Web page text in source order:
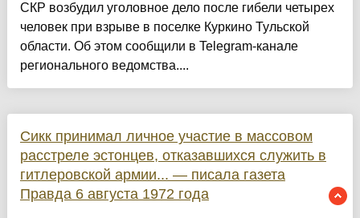
СКР возбудил уголовное дело после гибели четырех
человек при взрыве в поселке Куркино Тульской
области. Об этом сообщили в Telegram-канале
регионального ведомства....
Сикк принимал личное участие в массовом
расстреле эстонцев, отказавшихся служить в
гитлеровской армии... — писала газета
Правда 6 августа 1972 года